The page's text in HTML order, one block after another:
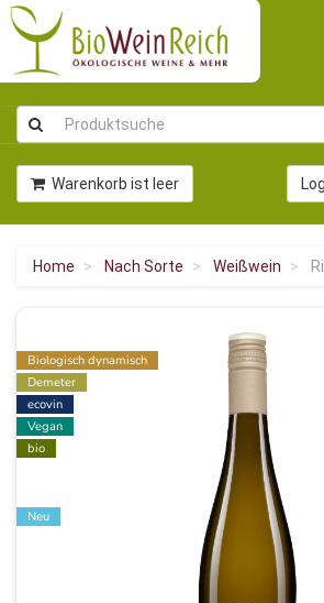
Warenkorb ist leer
Home Nach Sorte Weißwein
Biologisch dynamisch
Demeter
ecovin
Vegan
bio
Neu